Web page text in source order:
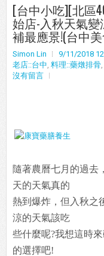
[台中小吃][北區
始店-入秋天氣
補最應景!(台中
Simon Lin 9/11/2018
老店::台中, 料理::藥燉排骨,
沒有留言
隨著農曆七月的過去
天的天氣真的
熱到爆炸，但入秋之
涼的天氣該吃
些什麼呢?我想這時
的選擇吧!